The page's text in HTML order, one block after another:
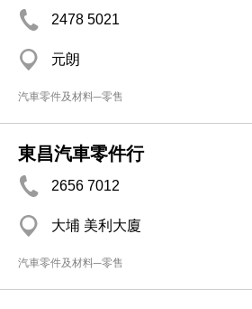
2478 5021
元朗
汽車零件及材料─零售
東昌汽車零件行
2656 7012
大埔 美利大廈
汽車零件及材料─零售